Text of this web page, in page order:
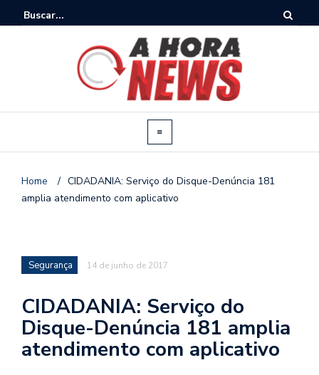
Home / CIDADANIA: Serviço do Disque-Denúncia 181
amplia atendimento com aplicativo
Segurança 14 de junho de 2017
CIDADANIA: Serviço do
Disque-Denúncia 181 amplia
atendimento com aplicativo